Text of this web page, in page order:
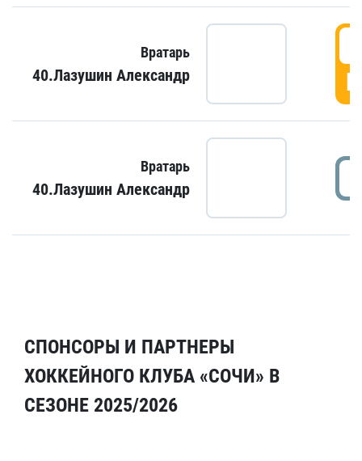
Вратарь
40.Лазушин Александр
Вратарь
40.Лазушин Александр
СПОНСОРЫ И ПАРТНЕРЫ
ХОККЕЙНОГО КЛУБА «СОЧИ» В
СЕЗОНЕ 2025/2026